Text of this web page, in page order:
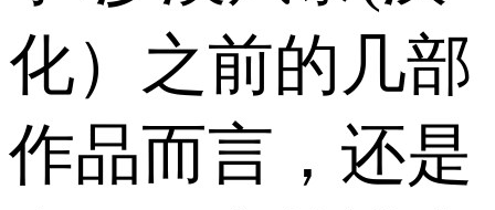
化）之前的几部
作品而言，还是